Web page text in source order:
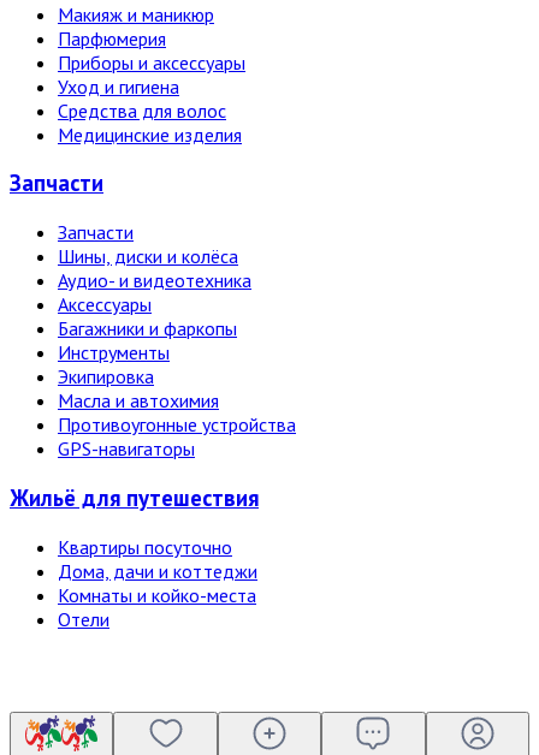
Макияж и маникюр
Парфюмерия
Приборы и аксессуары
Уход и гигиена
Средства для волос
Медицинские изделия
Запчасти
Запчасти
Шины, диски и колёса
Аудио- и видеотехника
Аксессуары
Багажники и фаркопы
Инструменты
Экипировка
Масла и автохимия
Противоугонные устройства
GPS-навигаторы
Жильё для путешествия
Квартиры посуточно
Дома, дачи и коттеджи
Комнаты и койко-места
Отели